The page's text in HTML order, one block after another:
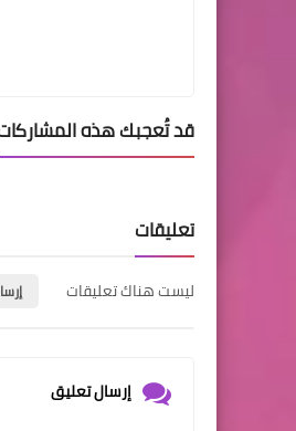
قد تُعجبك هذه
تعليقات
ليست هناك تعليقات
إرسال تعليق